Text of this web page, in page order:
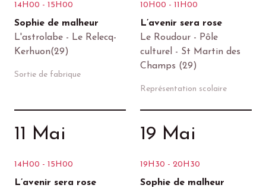
14H00 - 15H00
Sophie de malheur
L'astrolabe - Le Relecq-
Kerhuon(29)
Sortie de fabrique
11 Mai
14H00 - 15H00
L’avenir sera rose
10H00 - 11H00
L’avenir sera rose
Le Roudour - Pôle
culturel - St Martin des
Champs (29)
Représentation scolaire
19 Mai
19H30 - 20H30
Sophie de malheur